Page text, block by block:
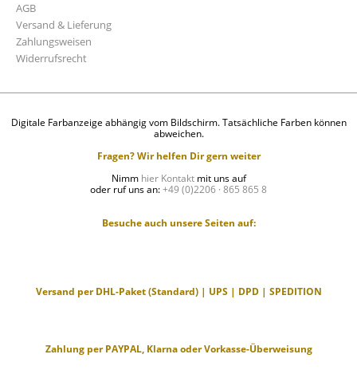
AGB
Versand & Lieferung
Zahlungsweisen
Widerrufsrecht
Digitale Farbanzeige abhängig vom Bildschirm. Tatsächliche Farben können
abweichen.
Fragen? Wir helfen Dir gern weiter
Nimm hier Kontaktmit uns auf
oder ruf uns an:+49 (0)2206 · 865 865 8
Besuche auch unsere Seiten auf:
Versand per DHL-Paket (Standard) | UPS | DPD | SPEDITION
Zahlung per PAYPAL, Klarna oder Vorkasse-Überweisung